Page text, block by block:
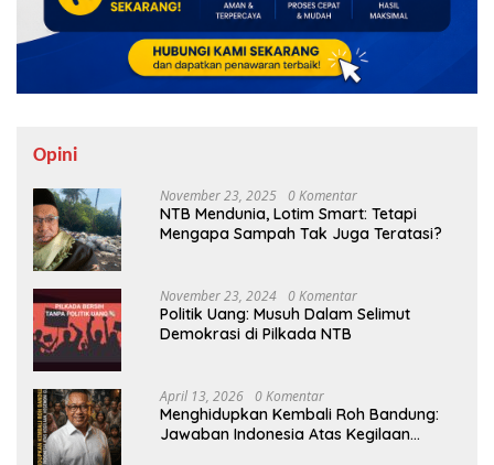
Opini
November 23, 2025 0 Komentar
NTB Mendunia, Lotim Smart: Tetapi
Mengapa Sampah Tak Juga Teratasi?
November 23, 2024 0 Komentar
Politik Uang: Musuh Dalam Selimut
Demokrasi di Pilkada NTB
April 13, 2026 0 Komentar
Menghidupkan Kembali Roh Bandung:
Jawaban Indonesia Atas Kegilaan